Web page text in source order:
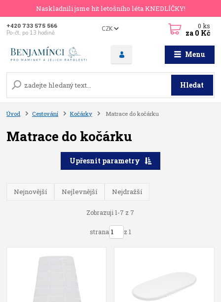
Naskladnili jsme hit letošního léta KNEDLÍČKY!
Menu
CZK
Hledat
+420 733 575 566
Po-čt, po 13 hodině
0ks
za 0 Kč
Úvod Cestování Kočárky Matrace do kočárku
Matrace do kočárku
Upřesnit parametry
Nejnovější Nejlevnější Nejdražší
Zobrazuji 1-7 z 7
strana z 1